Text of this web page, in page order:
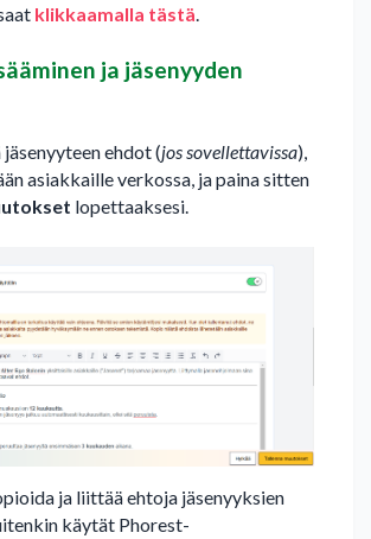
klikkaamalla tästä.
ja jäsenyyden
ehdot (jos sovellettavissa),
asiakkaille verkossa, ja paina sitten
lopettaaksesi.
ja liittää ehtoja jäsenyyksien
käytät Phorest-